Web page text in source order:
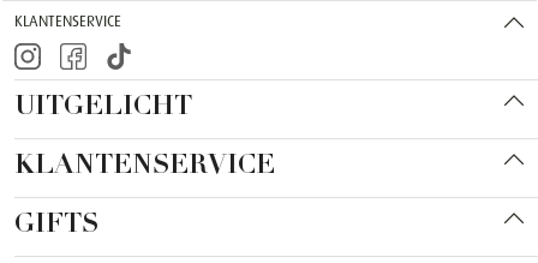
KLANTENSERVICE
UITGELICHT
KLANTENSERVICE
GIFTS